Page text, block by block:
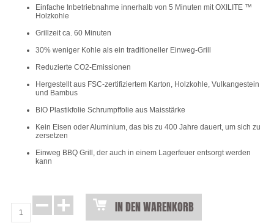
Einfache Inbetriebnahme innerhalb von 5 Minuten mit OXILITE ™
Holzkohle
Grillzeit ca. 60 Minuten
30% weniger Kohle als ein traditioneller Einweg-Grill
Reduzierte CO2-Emissionen
Hergestellt aus FSC-zertifiziertem Karton, Holzkohle, Vulkangestein
und Bambus
BIO Plastikfolie Schrumpffolie aus Maisstärke
Kein Eisen oder Aluminium, das bis zu 400 Jahre dauert, um sich zu
zersetzen
Einweg BBQ Grill, der auch in einem Lagerfeuer entsorgt werden
kann
IN DEN WARENKORB